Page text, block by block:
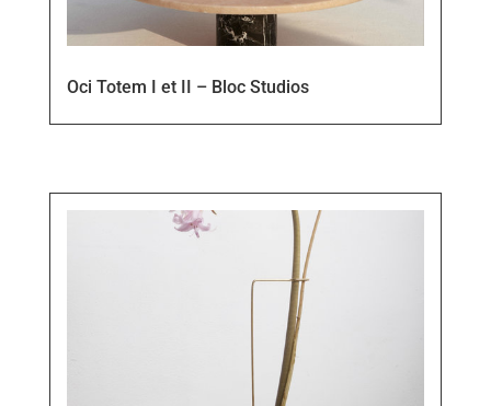
Oci Totem I et II – Bloc Studios